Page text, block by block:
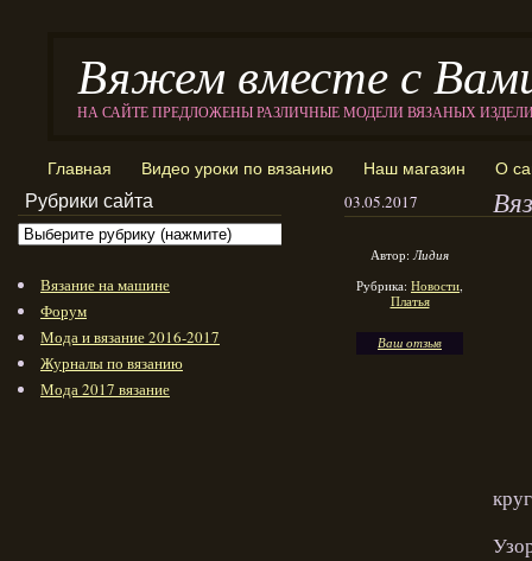
Вяжем вместе с
НА САЙТЕ ПРЕДЛОЖЕНЫ РАЗЛИЧНЫЕ МОДЕЛИ ВЯЗАНЫХ
Главная Видео уроки по вязанию Наш магазин О
03.05.2017
Автор:Лидия
Рубрика: Новости,
Платья
Ваш отзыв
Рубрики сайта
Вязание на машине
Форум
Мода и вязание 2016-2017
Журналы по вязанию
Мода 2017 вязание